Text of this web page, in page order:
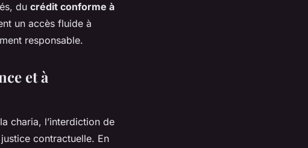
du crédit conforme à
un accès fluide à
responsable.
et à
charia, l’interdiction de
contractuelle. En